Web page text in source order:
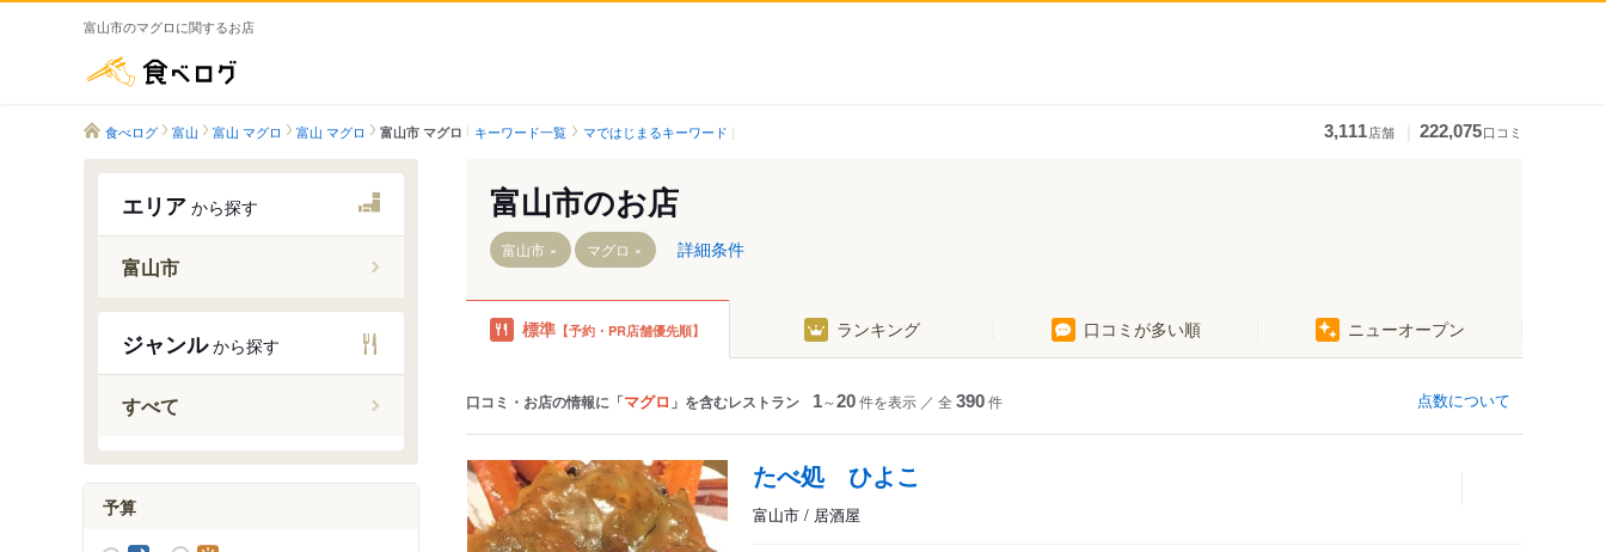
富山市のマグロに関するお店
食べログ 富山 富山 マグロ 富山 マグロ 富山市 マグロ キーワード一覧 マではじまるキーワード 3,111店舗 222,075口コミ
エリア から探す
富山市
オークスカナルパークホテル富山前駅
龍谷富山高校前駅
奥田中学校前駅
下奥井駅
粟島駅
越中中島駅
水橋駅
楡原駅
笹津駅
東八尾駅
越中八尾駅
千里駅
栄町駅
大泉駅
南富山駅
朝菜町駅
富山駅
電鉄富山駅・エスタ前駅
大手モール駅
ジャンルから探す
すべて
予算
富山市のお店
富山市 マグロ 詳細条件
標準 【予約・PR店舗優先順】 ランキング 口コミが多い順 ニューオープン
口コミ・お店の情報に「マグロ 」を含むレストラン 1～20件を表示 ／ 全 390件 点数について
たべ処 ひよこ
富山市 / 居酒屋